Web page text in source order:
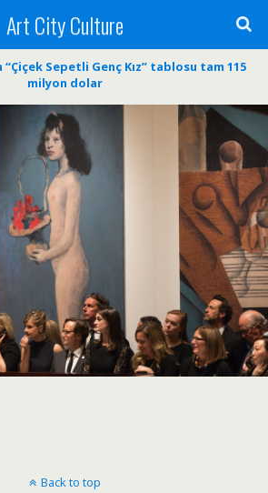
Art City Culture
“Çiçek Sepetli Genç Kız” tablosu tam 115
milyon dolar
Back to top